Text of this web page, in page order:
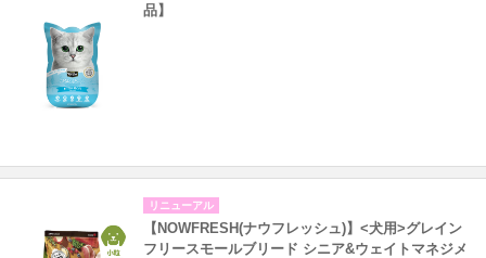
品】
リニューアル
【NOWFRESH(ナウフレッシュ)】<犬用>グレイン
フリースモールブリード シニア&ウェイトマネジメ